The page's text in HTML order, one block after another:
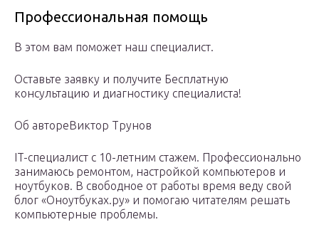
Профессиональная помощь
В этом вам поможет наш специалист.
Оставьте заявку и получите Бесплатную
консультацию и диагностику специалиста!
Об автореВиктор Трунов
IT-специалист с 10-летним стажем. Профессионально
занимаюсь ремонтом, настройкой компьютеров и
ноутбуков. В свободное от работы время веду свой
блог «Оноутбуках.ру» и помогаю читателям решать
компьютерные проблемы.